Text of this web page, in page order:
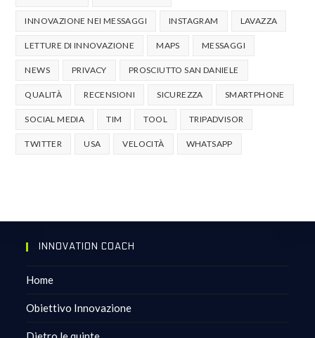
INNOVAZIONE NEI MESSAGGI INSTAGRAM LAVAZZA
LETTURE DI INNOVAZIONE MAPS MESSAGGI
NEWS PRIVACY PROSCIUTTO SAN DANIELE
QUALITÀ RECENSIONI SICUREZZA SMARTPHONE
SOCIAL MEDIA TIM TOOL TRIPADVISOR
TWITTER USA VELOCITÀ WHATSAPP
INNOVATION COACH
Home
Obiettivo Innovazione